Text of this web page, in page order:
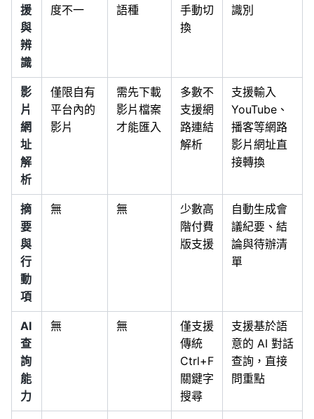
援
與
辨
識
度不一
語種
手動切
換
識別
影
片
網
址
解
析
僅限自有
平台內的
影片
需先下載
影片檔案
才能匯入
多數不
支援網
路連結
解析
支援輸入
YouTube、
播客等網路
影片網址直
接轉換
摘
要
與
行
動
項
無 無
少數高
階付費
版支援
自動生成會
議紀要、結
論與待辦清
單
AI
查
詢
能
力
無 無
僅支援
傳統
Ctrl+F
關鍵字
搜尋
支援基於語
意的 AI 對話
查詢，直接
問重點